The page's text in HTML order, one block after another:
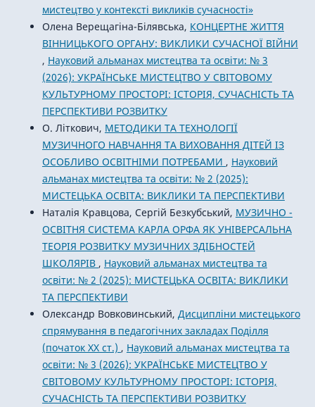
мистецтво у контексті викликів сучасності»
Олена Верещагіна-Білявська, КОНЦЕРТНЕ ЖИТТЯ
ВІННИЦЬКОГО ОРГАНУ: ВИКЛИКИ СУЧАСНОЇ ВІЙНИ
, Науковий альманах мистецтва та освіти: № 3
(2026): УКРАЇНСЬКЕ МИСТЕЦТВО У СВІТОВОМУ
КУЛЬТУРНОМУ ПРОСТОРІ: ІСТОРІЯ, СУЧАСНІСТЬ ТА
ПЕРСПЕКТИВИ РОЗВИТКУ
О. Літкович, МЕТОДИКИ ТА ТЕХНОЛОГІЇ
МУЗИЧНОГО НАВЧАННЯ ТА ВИХОВАННЯ ДІТЕЙ ІЗ
ОСОБЛИВО ОСВІТНІМИ ПОТРЕБАМИ , Науковий
альманах мистецтва та освіти: № 2 (2025):
МИСТЕЦЬКА ОСВІТА: ВИКЛИКИ ТА ПЕРСПЕКТИВИ
Наталія Кравцова, Сергій Безкубський, МУЗИЧНО -
ОСВІТНЯ СИСТЕМА КАРЛА ОРФА ЯК УНІВЕРСАЛЬНА
ТЕОРІЯ РОЗВИТКУ МУЗИЧНИХ ЗДІБНОСТЕЙ
ШКОЛЯРІВ , Науковий альманах мистецтва та
освіти: № 2 (2025): МИСТЕЦЬКА ОСВІТА: ВИКЛИКИ
ТА ПЕРСПЕКТИВИ
Олександр Вовковинський, Дисципліни мистецького
спрямування в педагогічних закладах Поділля
(початок XX ст.) , Науковий альманах мистецтва та
освіти: № 3 (2026): УКРАЇНСЬКЕ МИСТЕЦТВО У
СВІТОВОМУ КУЛЬТУРНОМУ ПРОСТОРІ: ІСТОРІЯ,
СУЧАСНІСТЬ ТА ПЕРСПЕКТИВИ РОЗВИТКУ